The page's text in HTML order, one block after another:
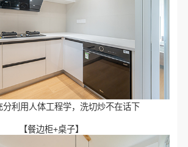
分利用人体工程学，洗切炒不在话下
【餐边柜+桌子】